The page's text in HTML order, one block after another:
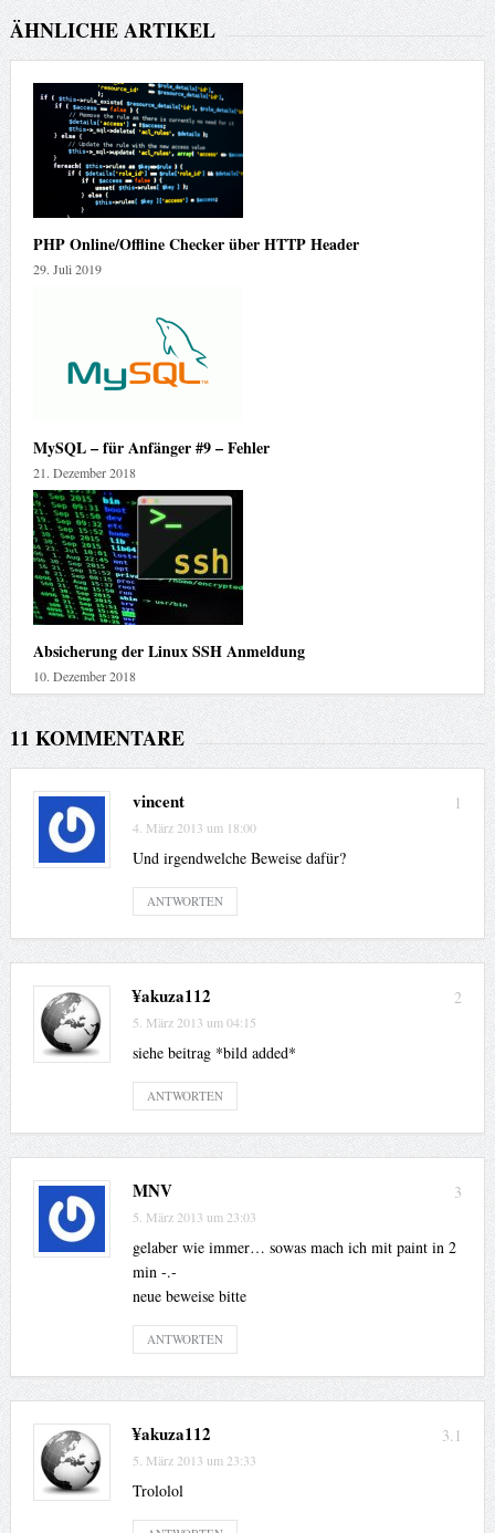
ÄHNLICHE ARTIKEL
PHP Online/Offline Checker über HTTP Header
29. Juli 2019
MySQL – für Anfänger #9 – Fehler
21. Dezember 2018
Absicherung der Linux SSH Anmeldung
10. Dezember 2018
11 KOMMENTARE
1
vincent
4. März 2013 um 18:00
Und irgendwelche Beweise dafür?
ANTWORTEN
2
¥akuza112
5. März 2013 um 04:15
siehe beitrag *bild added*
ANTWORTEN
3
MNV
5. März 2013 um 23:03
gelaber wie immer… sowas mach ich mit paint in 2
min -.-
neue beweise bitte
ANTWORTEN
3.1
¥akuza112
5. März 2013 um 23:33
Trololol